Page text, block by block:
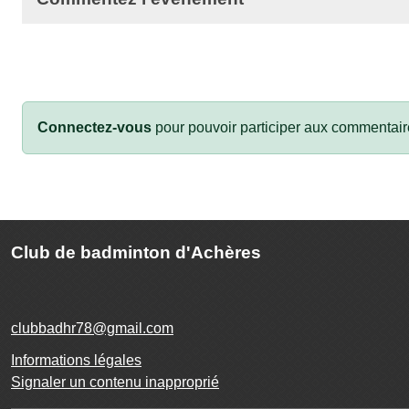
Connectez-vous pour pouvoir participer aux
Club de badminton d'Achères
clubbadhr78@gmail.com
Informations légales
Signaler un contenu inapproprié